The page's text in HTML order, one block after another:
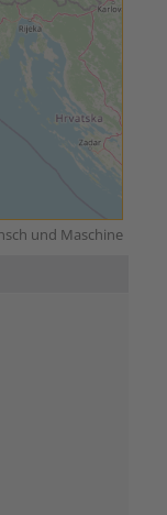
und Maschine